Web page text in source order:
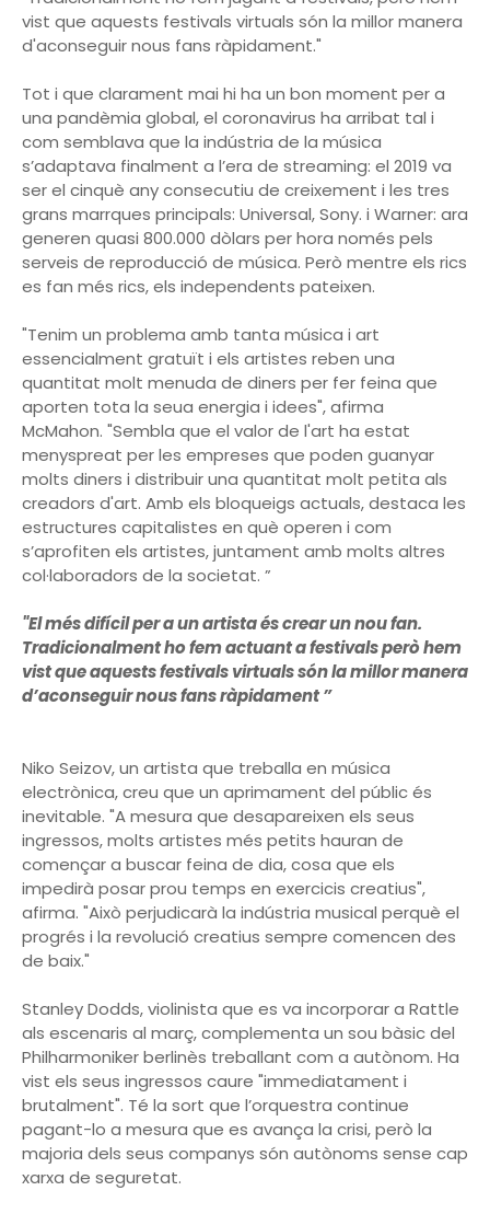
vist que aquests festivals virtuals són la millor manera
d'aconseguir nous fans ràpidament."
Tot i que clarament mai hi ha un bon moment per a
una pandèmia global, el coronavirus ha arribat tal i
com semblava que la indústria de la música
s’adaptava finalment a l’era de streaming: el 2019 va
ser el cinquè any consecutiu de creixement i les tres
grans marrques principals: Universal, Sony. i Warner: ara
generen quasi 800.000 dòlars per hora només pels
serveis de reproducció de música. Però mentre els rics
es fan més rics, els independents pateixen.
"Tenim un problema amb tanta música i art
essencialment gratuït i els artistes reben una
quantitat molt menuda de diners per fer feina que
aporten tota la seua energia i idees", afirma
McMahon. "Sembla que el valor de l'art ha estat
menyspreat per les empreses que poden guanyar
molts diners i distribuir una quantitat molt petita als
creadors d'art. Amb els bloqueigs actuals, destaca les
estructures capitalistes en què operen i com
s’aprofiten els artistes, juntament amb molts altres
col·laboradors de la societat. ”
"El més difícil per a un artista és crear un nou fan.
Tradicionalment ho fem actuant a festivals però hem
vist que aquests festivals virtuals són la millor manera
d’aconseguir nous fans ràpidament ”
Niko Seizov, un artista que treballa en música
electrònica, creu que un aprimament del públic és
inevitable. "A mesura que desapareixen els seus
ingressos, molts artistes més petits hauran de
començar a buscar feina de dia, cosa que els
impedirà posar prou temps en exercicis creatius",
afirma. "Això perjudicarà la indústria musical perquè el
progrés i la revolució creatius sempre comencen des
de baix."
Stanley Dodds, violinista que es va incorporar a Rattle
als escenaris al març, complementa un sou bàsic del
Philharmoniker berlinès treballant com a autònom. Ha
vist els seus ingressos caure "immediatament i
brutalment". Té la sort que l’orquestra continue
pagant-lo a mesura que es avança la crisi, però la
majoria dels seus companys són autònoms sense cap
xarxa de seguretat.